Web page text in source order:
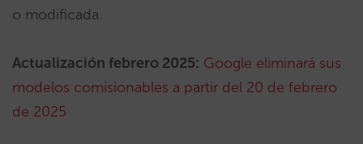
o modificada.
Actualización febrero 2025: Google eliminará sus
modelos comisionables a partir del 20 de febrero
de 2025